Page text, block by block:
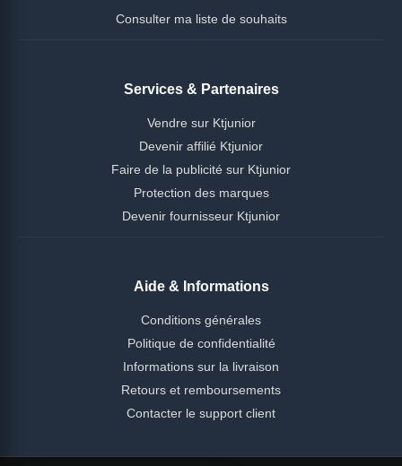
Consulter ma liste de souhaits
Services & Partenaires
Vendre sur Ktjunior
Devenir affilié Ktjunior
Faire de la publicité sur Ktjunior
Protection des marques
Devenir fournisseur Ktjunior
Aide & Informations
Conditions générales
Politique de confidentialité
Informations sur la livraison
Retours et remboursements
Contacter le support client